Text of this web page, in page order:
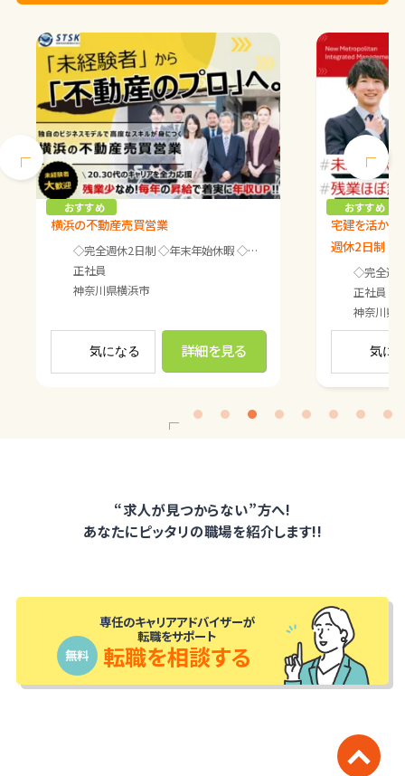
わせて対応。 うまくいかない日には仕事を切り上げます。 やりたくない時はやらな
女性／主婦） 特に定休日は決めておらず、 お客さまの都合に合わせて対応。 うまく
おすすめ
横浜の不動産売買営業
◇完全週休2日制 ◇年末年始休暇 ◇夏季休暇 ◇GW休暇 ◇有給休暇（入社6ヶ月目以降に付与） ◇慶弔休暇 ◇介護休暇 ◇育児休暇 ※面接時詳細をお伝えします。
正社員
神奈川県横浜市
気になる 詳細を見る
おすすめ
宅建を活かせ
週休2日制
◇完全週休2日制 ◇年末年始休暇 ◇夏季休暇
正社員
神奈川県
気に
Next
“求人が見つからない”方へ!
あなたにピッタリの職場を紹介します!!
専任のキャリアアドバイザーが
転職をサポート
無料
転職を相談する